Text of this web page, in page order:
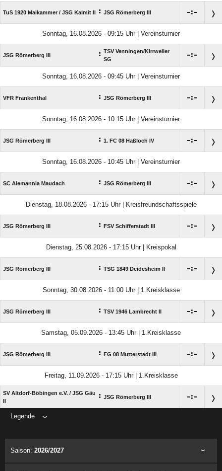
TuS 1920 Maikammer /​ JSG Kalmit II : JSG Römerberg III :
Sonntag, 16.08.2026 - 09:15 Uhr | Vereinsturnier
JSG Römerberg III : TSV Venningen/​Kirrweiler
SG
:
Sonntag, 16.08.2026 - 09:45 Uhr | Vereinsturnier
VFR Frankenthal : JSG Römerberg III :
Sonntag, 16.08.2026 - 10:15 Uhr | Vereinsturnier
JSG Römerberg III : 1. FC 08 Haßloch IV :
Sonntag, 16.08.2026 - 10:45 Uhr | Vereinsturnier
SC Alemannia Maudach : JSG Römerberg III :
Dienstag, 18.08.2026 - 17:15 Uhr | Kreisfreundschaftsspiele
JSG Römerberg III : FSV Schifferstadt III :
Dienstag, 25.08.2026 - 17:15 Uhr | Kreispokal
JSG Römerberg III : TSG 1849 Deidesheim II :
Sonntag, 30.08.2026 - 11:00 Uhr | 1.Kreisklasse
JSG Römerberg III : TSV 1946 Lambrecht II :
Samstag, 05.09.2026 - 13:45 Uhr | 1.Kreisklasse
JSG Römerberg III : FG 08 Mutterstadt III :
Freitag, 11.09.2026 - 17:15 Uhr | 1.Kreisklasse
SV Altdorf-Böbingen e.V. /​ JSG Gäu
: JSG Römerberg III :
Legende
Saison: 2026/2027